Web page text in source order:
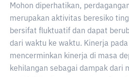
Mohon diperhatikan,
merupakan aktivitas beresiko
bersifat fluktuatif dan dapat
dari waktu ke waktu. Kinerja
mencerminkan kinerja di masa
kehilangan sebagai dampak dari